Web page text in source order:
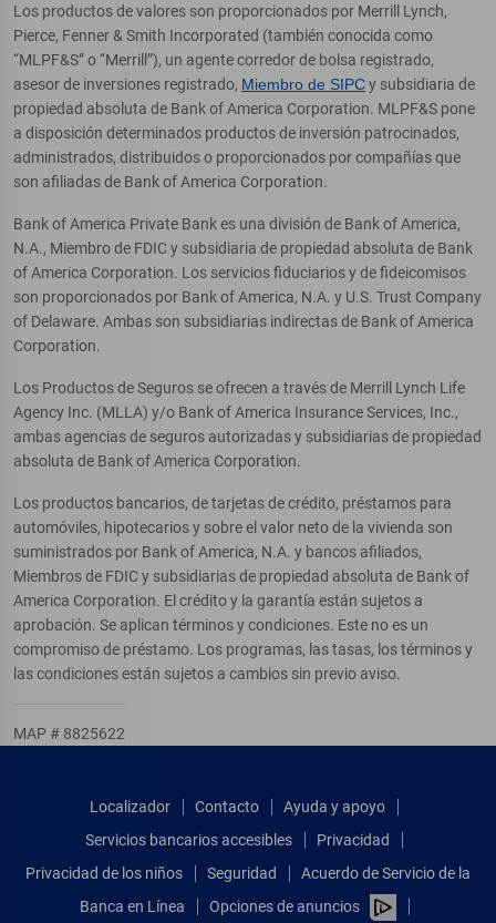
Los productos de valores son proporcionados por Merrill Lynch,
Pierce, Fenner & Smith Incorporated (también conocida como
“MLPF&S” o “Merrill”), un agente corredor de bolsa registrado,
asesor de inversiones registrado, Miembro de SIPCy subsidiaria de
propiedad absoluta de Bank of America Corporation. MLPF&S pone
a disposición determinados productos de inversión patrocinados,
administrados, distribuidos o proporcionados por compañías que
son afiliadas de Bank of America Corporation.
Bank of America Private Bank es una división de Bank of America,
N.A., Miembro de FDIC y subsidiaria de propiedad absoluta de Bank
of America Corporation. Los servicios fiduciarios y de fideicomisos
son proporcionados por Bank of America, N.A. y U.S. Trust Company
of Delaware. Ambas son subsidiarias indirectas de Bank of America
Corporation.
Los Productos de Seguros se ofrecen a través de Merrill Lynch Life
Agency Inc. (MLLA) y/o Bank of America Insurance Services, Inc.,
ambas agencias de seguros autorizadas y subsidiarias de propiedad
absoluta de Bank of America Corporation.
Los productos bancarios, de tarjetas de crédito, préstamos para
automóviles, hipotecarios y sobre el valor neto de la vivienda son
suministrados por Bank of America, N.A. y bancos afiliados,
Miembros de FDIC y subsidiarias de propiedad absoluta de Bank of
America Corporation. El crédito y la garantía están sujetos a
aprobación. Se aplican términos y condiciones. Este no es un
compromiso de préstamo. Los programas, las tasas, los términos y
las condiciones están sujetos a cambios sin previo aviso.
MAP # 8825622
Localizador Contacto
Ayuda y apoyo
Servicios bancarios accesibles
Privacidad
Privacidad de los niños
Seguridad
Acuerdo de Servicio de la
Banca en Línea
Opciones de anuncios